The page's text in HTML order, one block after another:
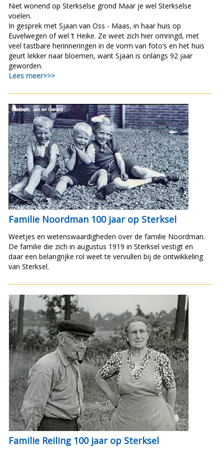
Niet wonend op Sterkselse grond Maar je wel Sterkselse
voelen.
In gesprek met Sjaan van Oss - Maas, in haar huis op
Euvelwegen of wel ’t Heike. Ze weet zich hier omringd, met
veel tastbare herinneringen in de vorm van foto’s en het huis
geurt lekker naar bloemen, want Sjaan is onlangs 92 jaar
geworden.
Lees meer>>>
Familie Noordman 100 jaar op Sterksel
Weetjes en wetenswaardigheden over de familie Noordman.
De familie die zich in augustus 1919 in Sterksel vestigt en
daar een belangrijke rol weet te vervullen bij de ontwikkeling
van Sterksel.
Familie Reiling 100 jaar op Sterksel